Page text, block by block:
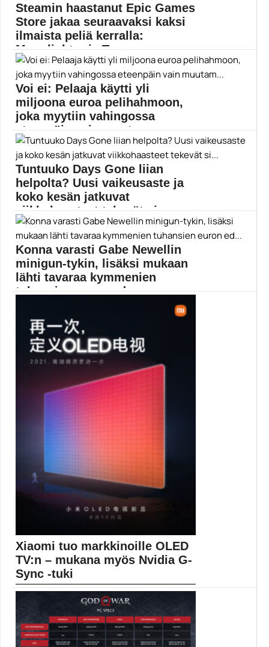
Steamin haastanut Epic Games
Store jakaa seuraavaksi kaksi
ilmaista peliä kerralla:
Moonlighter ja T...
Epic Games Store on aiemmin antanut ilmaiseksi
yksittäisiä...
Epic Games
Voi ei: Pelaaja käytti yli
miljoona euroa pelihahmoon,
joka myytiin vahingossa
eteenpäin vain muutam...
Erittäin arvokas pelihahmo myytiin vahingossa
pilkkahintaan. Jos erääseen...
MMORPG
Tuntuuko Days Gone liian
helpolta? Uusi vaikeusaste ja
koko kesän jatkuvat
viikkohaasteet tekevät si...
PlayStation 4:n hittipeli Days Gone saa kesän aikana...
Days Gone
Konna varasti Gabe Newellin
minigun-tykin, lisäksi mukaan
lähti tavaraa kymmenien
tuhansien euron ed...
Murtovaras teki viime kesänä iskun Valven tiloihin.
Valven...
Gabe Newell
Xiaomi tuo markkinoille OLED
TV:n – mukana myös Nvidia G-
Sync -tuki
Kiinalainen valmistaja Xiaomi tunnetaan Suomessa
parhaiten puhelimistaan, mutta...